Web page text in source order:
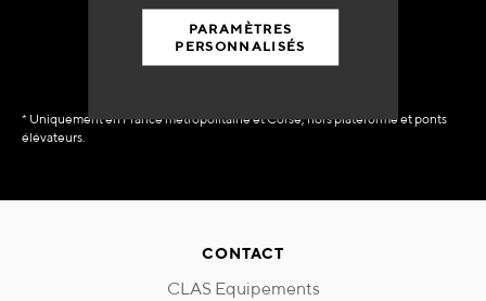
PARAMÈTRES
PERSONNALISÉS
immédiate
* Uniquement en France métropolitaine et Corse, hors plateforme et ponts
élévateurs.
CONTACT
CLAS Equipements